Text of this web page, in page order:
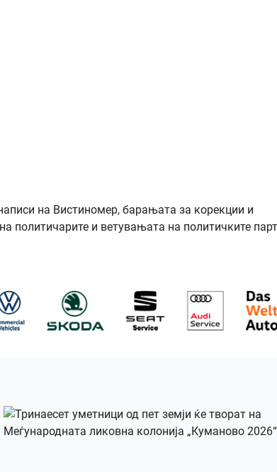
на Вистиномер, барањата за корекции и
политичарите и ветувањата на политичките